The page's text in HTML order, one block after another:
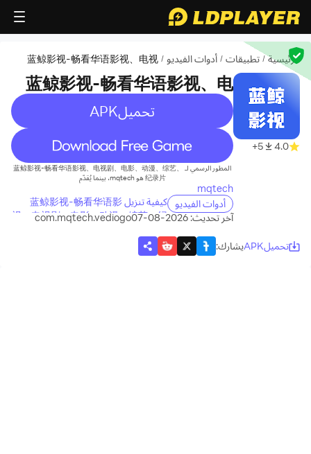
الرئيسية / تطبيقات / أدوات الفيديو /
蓝鲸影视-畅看华语影视、电视
4.0
5+
蓝鲸影视-畅看华语影视、电
视剧、电影、动漫、综艺、纪
录片
تحميلAPK
recommend
المطور الرسمي لـ 蓝鲸影视-畅看华语影视、电视剧、电影、动漫、综艺、
纪录片 هو mqtech، بينما يُقدّم
mqtech
أدوات الفيديو
كيفية تنزيل 蓝鲸影视-畅看华语影
视、电视剧、电影、动漫、综艺、纪
آخر تحديث: 2026-08-07 com.mqtech.vediogo
تحميلAPK يشارك: